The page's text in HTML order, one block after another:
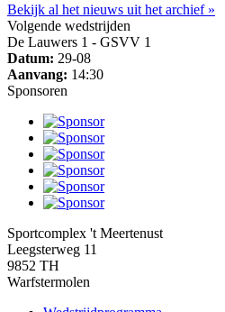
Bekijk al het nieuws uit het archief »
Volgende wedstrijden
De Lauwers 1 - GSVV 1
Datum: 29-08
Aanvang: 14:30
Sponsoren
Sportcomplex 't Meertenust
Leegsterweg 11
9852 TH
Warfstermolen